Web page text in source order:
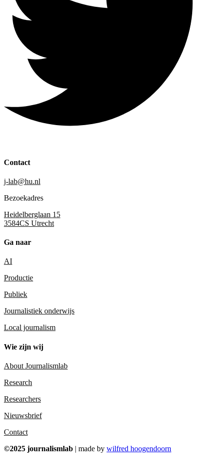
Contact
j-lab@hu.nl
Bezoekadres
Heidelberglaan 15
3584CS Utrecht
Ga naar
AI
Productie
Publiek
Journalistiek onderwijs
Local journalism
Wie zijn wij
About Journalismlab
Research
Researchers
Nieuwsbrief
Contact
©2025 journalismlab | made by wilfred hoogendoorn